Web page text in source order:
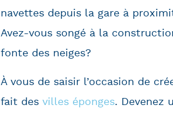
navettes depuis la gare à
Avez-vous songé à la
fonte des neiges?
À vous de saisir l’occasion de
fait des villes éponges. Devenez